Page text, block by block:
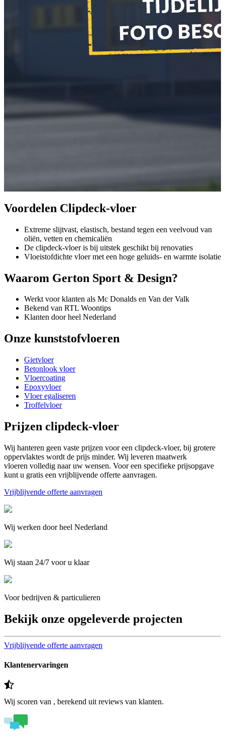
Voordelen Clipdeck-vloer
Extreme slijtvast, elastisch, bestand tegen een veelvoud van
oliën, vetten en chemicaliën
De clipdeck-vloer is bij uitstek geschikt bij renovaties
Vloeistofdichte vloer met een hoge geluids- en warmte isolatie
Waarom Gerton Sport & Design?
Werkt voor klanten als Mc Donalds en Van der Valk
Bekend van RTL Woontips
Klanten door heel Nederland
Onze kunststofvloeren
Gietvloer
Betonlook vloer
Vloercoating
Epoxyvloer
Vloer egaliseren
Troffelvloer
Prijzen clipdeck-vloer
Wij hanteren geen vaste prijzen voor een clipdeck-vloer, bij grotere
oppervlaktes wordt de prijs minder. Wij leveren maatwerk
vloeren volledig naar uw wensen. Voor een specifieke prijsopgave
kunt u gratis een vrijblijvende offerte aanvragen.
Vrijblijvende offerte aanvragen
Wij werken door heel Nederland
Wij staan 24/7 voor u klaar
Voor bedrijven & particulieren
Bekijk onze opgeleverde projecten
Vrijblijvende offerte aanvragen
Klantenervaringen
Wij scoren van , berekend uit reviews van klanten.